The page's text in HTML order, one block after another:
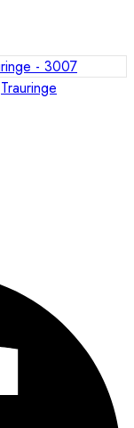
Trauringe